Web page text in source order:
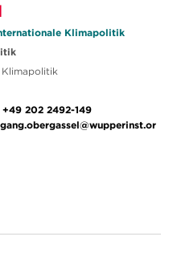
Klimapolitik
Klimapolitik
+49 202 2492-149